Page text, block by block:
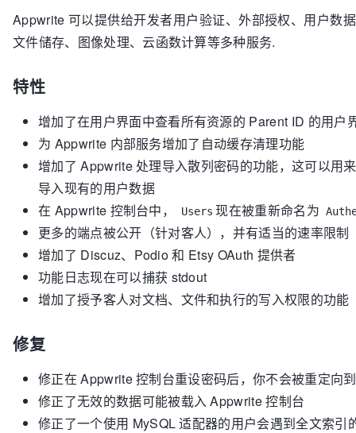
Appwrite 可以提供给开发者用户验证、外部授权、用户数
文件储存、图像处理、云函数计算等多种服务.
特性
增加了在用户界面中查看所有资源的 Parent ID 的用户
为 Appwrite 内部服务增加了自动缓存清理功能
增加了 Appwrite 处理导入散列密码的功能，这可以用
导入现有的用户数据
在 Appwrite 控制台中，
Users 现在被重新命名为
更多的端点被公开（针对客人），并有适当的速率限制
增加了 Discuz、Podio 和 Etsy OAuth 提供者
功能日志现在可以捕获 stdout
增加了授予客人对文档、文件和执行的写入权限的功能
修复
修正在 Appwrite 控制台重设密码后，你不会被重定向
修正了无效的数据可能被载入 Appwrite 控制台
修正了一个使用 MySQL 适配器的用户会遇到全文索引